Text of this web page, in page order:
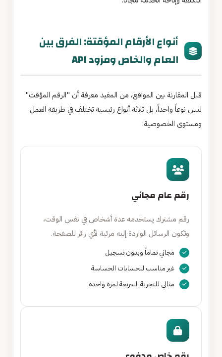
أنواع الأرقام المؤقتة: الفرق بين
العام والخاص ومزود API
قبل المقارنة بين المواقع، من المفيد معرفة أن "الرقم المؤقت"
ليس نوعاً واحداً، بل ثلاثة أنواع رئيسية تختلف في طريقة العمل
ومستوى الخصوصية:
رقم عام مجاني
رقم مشترك يستخدمه عدة أشخاص في نفس الوقت،
وتكون الرسائل الواردة إليه مرئية لأي زائر للصفحة.
مجاني تماماً وبدون تسجيل
غير مناسب للحسابات الحساسة
مثالي للتجربة السريعة لمرة واحدة